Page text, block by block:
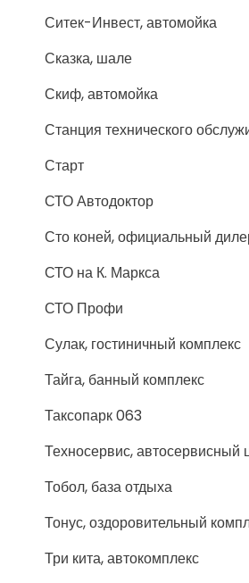
Ситек-Инвест, автомойка
Сказка, шале
Скиф, автомойка
Станция технического
Старт
СТО Автодоктор
Сто коней, официальный
СТО на К. Маркса
СТО Профи
Сулак, гостиничный комплекс
Тайга, банный комплекс
Таксопарк 063
Техносервис, автосервисный
Тобол, база отдыха
Тонус, оздоровительный
Три кита, автокомплекс